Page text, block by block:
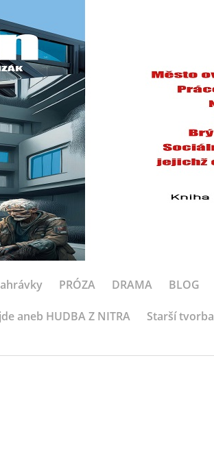
PRÓZA DRAMA BLOG
aneb HUDBA Z NITRA Starší tvorba